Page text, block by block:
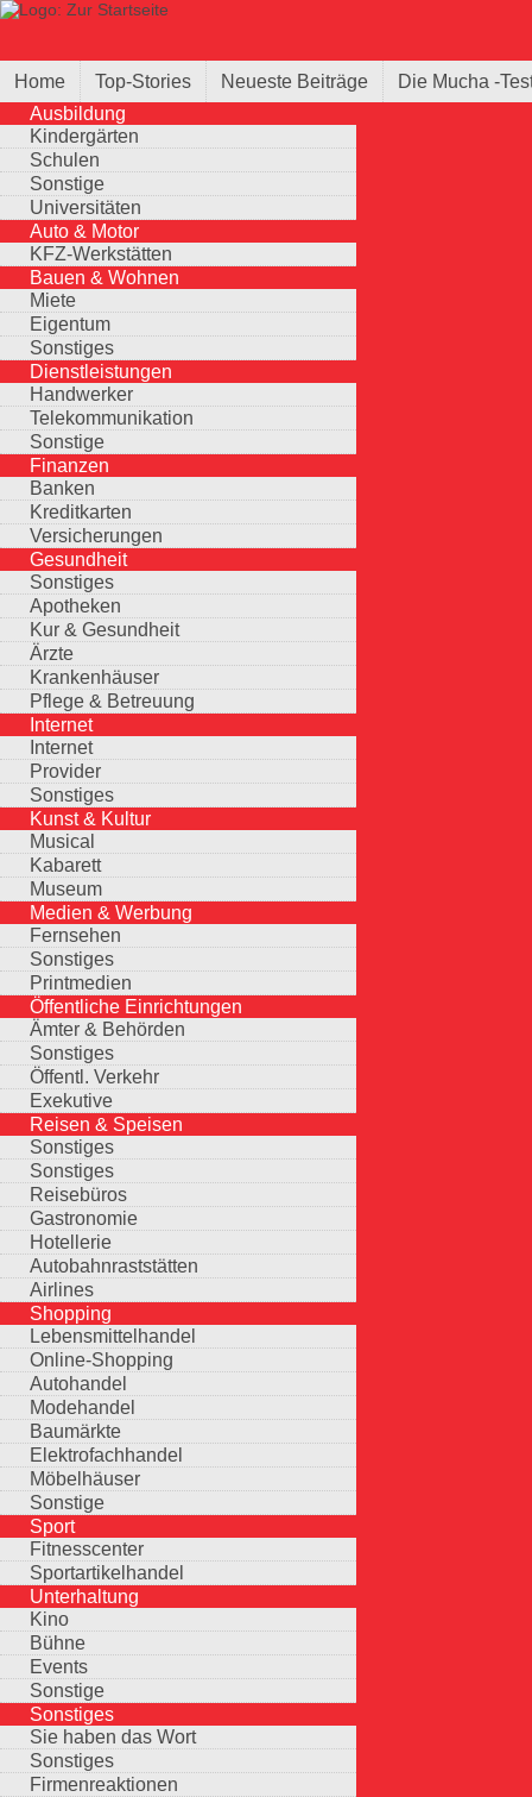
Direkt zum Inhalt
Home Top-Stories Neueste Beiträge
Die Mucha -
Ausbildung
Kindergärten
Schulen
Sonstige
Universitäten
Auto & Motor
KFZ-Werkstätten
Bauen & Wohnen
Miete
Eigentum
Sonstiges
Dienstleistungen
Handwerker
Telekommunikation
Sonstige
Finanzen
Banken
Kreditkarten
Versicherungen
Gesundheit
Sonstiges
Apotheken
Kur & Gesundheit
Ärzte
Krankenhäuser
Pflege & Betreuung
Internet
Internet
Provider
Sonstiges
Kunst & Kultur
Musical
Kabarett
Museum
Medien & Werbung
Fernsehen
Sonstiges
Printmedien
Öffentliche Einrichtungen
Ämter & Behörden
Sonstiges
Öffentl. Verkehr
Exekutive
Reisen & Speisen
Sonstiges
Sonstiges
Reisebüros
Gastronomie
Hotellerie
Autobahnraststätten
Airlines
Shopping
Lebensmittelhandel
Online-Shopping
Autohandel
Modehandel
Baumärkte
Elektrofachhandel
Möbelhäuser
Sonstige
Sport
Fitnesscenter
Sportartikelhandel
Unterhaltung
Kino
Bühne
Events
Sonstige
Sonstiges
Sie haben das Wort
Sonstiges
Firmenreaktionen